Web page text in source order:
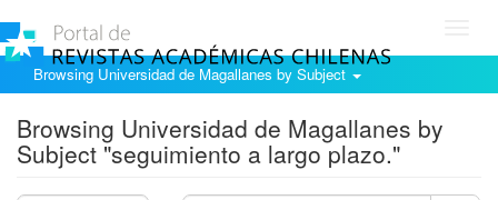
Browsing Universidad de Magallanes by Subject
Browsing Universidad de Magallanes by
Subject "seguimiento a largo plazo."